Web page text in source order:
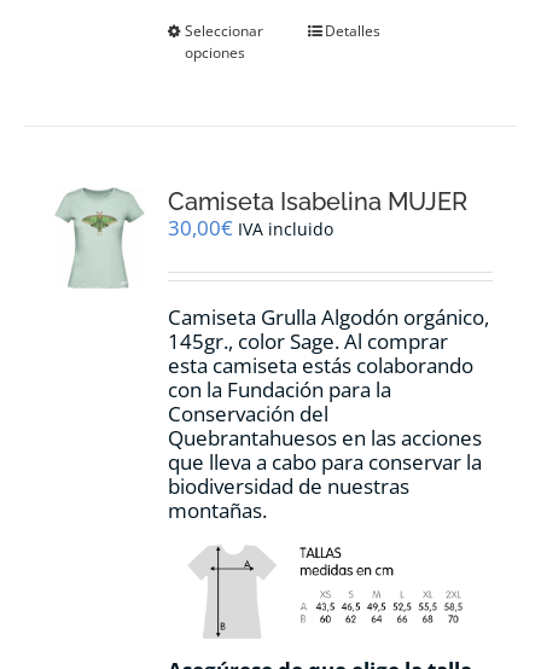
Seleccionar
opciones
Este
se
pueden
en
página
de
producto
Detalles
Camiseta Isabelina MUJER
30,00€ IVA incluido
Camiseta Grulla Algodón orgánico,
145gr., color Sage. Al comprar
esta camiseta estás colaborando
con la Fundación para la
Conservación del
Quebrantahuesos en las acciones
que lleva a cabo para conservar la
biodiversidad de nuestras
montañas.